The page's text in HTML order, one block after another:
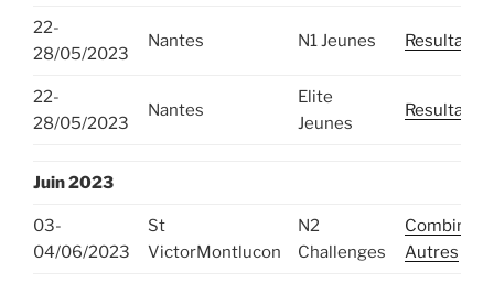
22-
28/05/2023
Nantes N1 Jeunes Resultats
22-
28/05/2023
Nantes
Elite
Jeunes
Resultats
Juin 2023
03-
04/06/2023
St
VictorMontlucon
N2
Challenges
Combines
Autres